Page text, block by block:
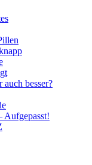
auch besser?
Aufgepasst!